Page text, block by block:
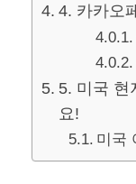
4. 카카오
5. 미국 현
요!
미국